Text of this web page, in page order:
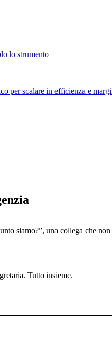
lo strumento
per scalare in efficienza e
siamo?”, una collega che
Tutto insieme.